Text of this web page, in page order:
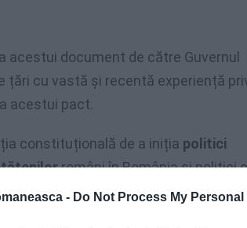
- Do Not Process My
acestui document de către Guvernul
țări cu vastă și recentă experiență
acestui pact.
constituțională de a iniția politici
români în România și politici
români plecați din cauza
nu fac sau fac extrem de prost;